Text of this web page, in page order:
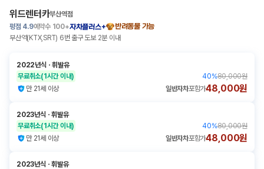
위드렌터카부산역점
평점 4.9예약수 100+자차플러스+
반려동물 가능
부산역(KTX,SRT) 6번 출구 도보 2분 이내
2022년식 ㆍ휘발유
무료취소(1시간 이내) 40%80,000원
만 21세 이상
일반자차포함가48,000원
2023년식 ㆍ휘발유
무료취소(1시간 이내) 40%80,000원
만 21세 이상
일반자차포함가48,000원
2023년식 ㆍ휘발유